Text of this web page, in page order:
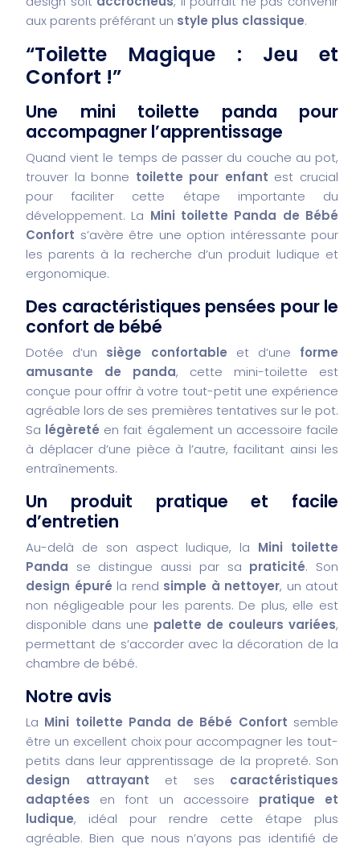
aux parents préférant un style plus classique.
“Toilette Magique : Jeu et
Confort !”
Une mini toilette panda pour
accompagner l’apprentissage
Quand vient le temps de passer du couche au pot,
trouver la bonne toilette pour enfant est crucial
pour faciliter cette étape importante du
développement. La Mini toilette Panda de Bébé
Confort s’avère être une option intéressante pour
les parents à la recherche d’un produit ludique et
ergonomique.
Des caractéristiques pensées pour le
confort de bébé
Dotée d’un siège confortable et d’une forme
amusante de panda, cette mini-toilette est
conçue pour offrir à votre tout-petit une expérience
agréable lors de ses premières tentatives sur le pot.
Sa légèreté en fait également un accessoire facile
à déplacer d’une pièce à l’autre, facilitant ainsi les
entraînements.
Un produit pratique et facile
d’entretien
Au-delà de son aspect ludique, la Mini toilette
Panda se distingue aussi par sa praticité. Son
design épuré la rend simple à nettoyer, un atout
non négligeable pour les parents. De plus, elle est
disponible dans une palette de couleurs variées,
permettant de s’accorder avec la décoration de la
chambre de bébé.
Notre avis
La Mini toilette Panda de Bébé Confort semble
être un excellent choix pour accompagner les tout-
petits dans leur apprentissage de la propreté. Son
design attrayant et ses caractéristiques
adaptées en font un accessoire pratique et
ludique, idéal pour rendre cette étape plus
agréable. Bien que nous n’ayons pas identifié de